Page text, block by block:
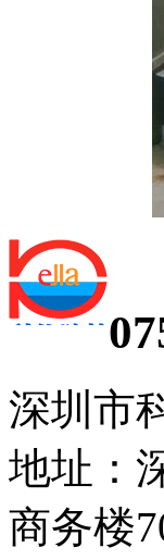
深圳市
地址：
商务楼